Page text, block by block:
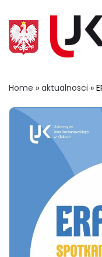
Home » aktualnosci »